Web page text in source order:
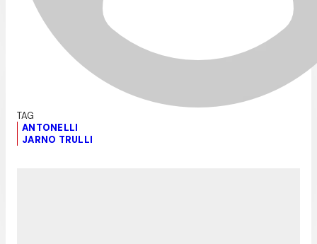
ANTONELLI
JARNO TRULLI